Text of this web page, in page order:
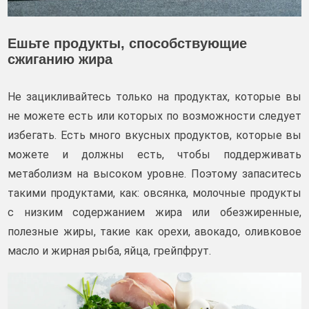
Ешьте продукты, способствующие
сжиганию жира
Не зацикливайтесь только на продуктах, которые вы
не можете есть или которых по возможности следует
избегать. Есть много вкусных продуктов, которые вы
можете и должны есть, чтобы поддерживать
метаболизм на высоком уровне. Поэтому запаситесь
такими продуктами, как: овсянка, молочные продукты
с низким содержанием жира или обезжиренные,
полезные жиры, такие как орехи, авокадо, оливковое
масло и жирная рыба, яйца, грейпфрут.